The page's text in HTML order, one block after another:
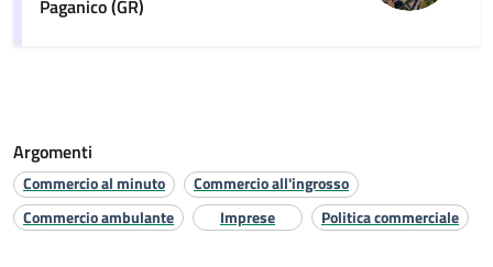
Paganico (GR)
Argomenti
Commercio al minuto
Commercio all'ingrosso
Commercio ambulante
Imprese Politica commerciale